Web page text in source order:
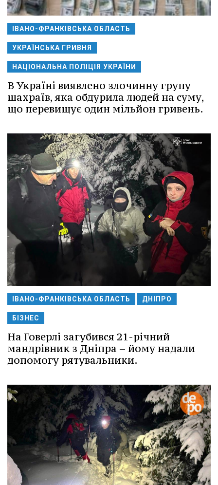
ІВАНО-ФРАНКІВСЬКА ОБЛАСТЬ
УКРАЇНСЬКА ГРИВНЯ
НАЦІОНАЛЬНА ПОЛІЦІЯ УКРАЇНИ
В Україні виявлено злочинну групу
шахраїв, яка обдурила людей на суму,
що перевищує один мільйон гривень.
ІВАНО-ФРАНКІВСЬКА ОБЛАСТЬ ДНІПРО
БІЗНЕС
На Говерлі загубився 21-річний
мандрівник з Дніпра – йому надали
допомогу рятувальники.